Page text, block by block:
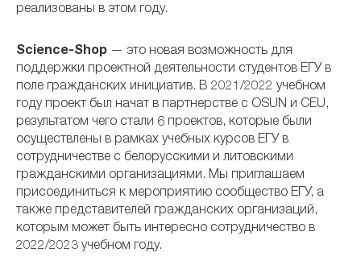
реализованы в этом году.
Science-Shop — это новая возможность для
поддержки проектной деятельности студентов ЕГУ в
поле гражданских инициатив. В 2021/2022 учебном
году проект был начат в партнерстве с OSUN и CEU,
результатом чего стали 6 проектов, которые были
осуществлены в рамках учебных курсов ЕГУ в
сотрудничестве с белорусскими и литовскими
гражданскими организациями. Мы приглашаем
присоединиться к мероприятию сообщество ЕГУ, а
также представителей гражданских организаций,
которым может быть интересно сотрудничество в
2022/2023 учебном году.